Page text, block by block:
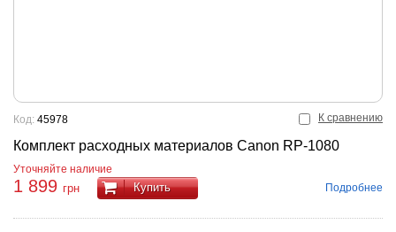
К сравнению
Комплект расходных материалов Canon RP-1080
Код: 45978
Уточняйте наличие
1 899 грн Купить Подробнее